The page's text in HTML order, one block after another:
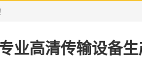
业高清传输设备